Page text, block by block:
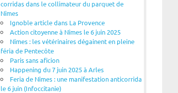
corridas dans le collimateur du parquet de
Nîmes
Ignoble article dans La Provence
Action citoyenne à Nîmes le 6 juin 2025
Nîmes : les vétérinaires dégainent en pleine
féria de Pentecôte
Paris sans aficion
Happening du 7 juin 2025 à Arles
Feria de Nîmes : une manifestation anticorrida
le 6 juin (Infoccitanie)